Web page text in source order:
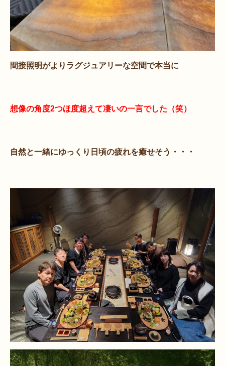
間接照明がよりラグジュアリーな空間で本当に
想像の角度2つほ度超えて凄いの一言でした（笑）
自然と一緒にゆっくり日頃の疲れを癒せそう・・・